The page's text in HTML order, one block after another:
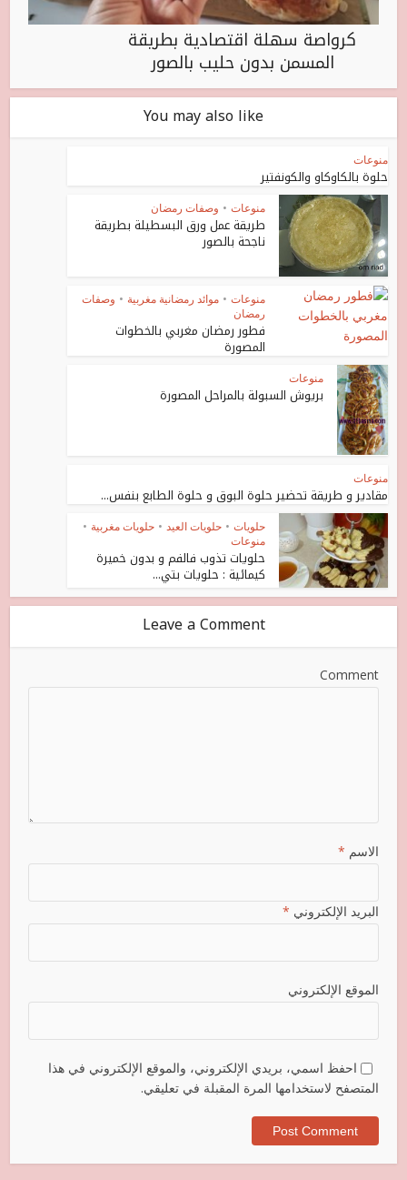
كرواصة سهلة اقتصادية بطريقة
المسمن بدون حليب بالصور
You may also like
منوعات
حلوة بالكاوكاو والكونفتير
منوعات • وصفات رمضان
طريقة عمل ورق البسطيلة بطريقة
ناجحة بالصور
منوعات • موائد رمضانية مغربية • وصفات
رمضان
فطور رمضان مغربي بالخطوات
المصورة
منوعات
بريوش السبولة بالمراحل المصورة
منوعات
مقادير و طريقة تحضير حلوة البوق و حلوة الطابع بنفس...
حلويات • حلويات العيد • حلويات مغربية •
منوعات
حلويات تذوب فالفم و بدون خميرة
كيمائية : حلويات بتي...
Leave a Comment
Comment
الاسم *
البريد الإلكتروني *
الموقع الإلكتروني
احفظ اسمي، بريدي الإلكتروني، والموقع الإلكتروني في هذا
المتصفح لاستخدامها المرة المقبلة في تعليقي.